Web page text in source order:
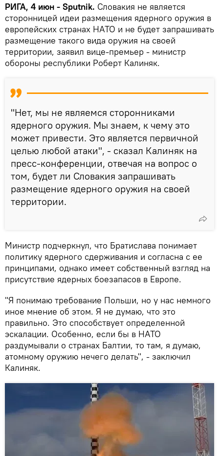
РИГА, 4 июн - Sputnik. Словакия не является
сторонницей идеи размещения ядерного оружия в
европейских странах НАТО и не будет запрашивать
размещение такого вида оружия на своей
территории, заявил вице-премьер - министр
обороны республики Роберт Калиняк.
"Нет, мы не являемся сторонниками
ядерного оружия. Мы знаем, к чему это
может привести. Это является первичной
целью любой атаки", - сказал Калиняк на
пресс-конференции, отвечая на вопрос о
том, будет ли Словакия запрашивать
размещение ядерного оружия на своей
территории.
Министр подчеркнул, что Братислава понимает
политику ядерного сдерживания и согласна с ее
принципами, однако имеет собственный взгляд на
присутствие ядерных боезапасов в Европе.
"Я понимаю требование Польши, но у нас немного
иное мнение об этом. Я не думаю, что это
правильно. Это способствует определенной
эскалации. Особенно, если бы в НАТО
раздумывали о странах Балтии, то там, я думаю,
атомному оружию нечего делать", - заключил
Калиняк.